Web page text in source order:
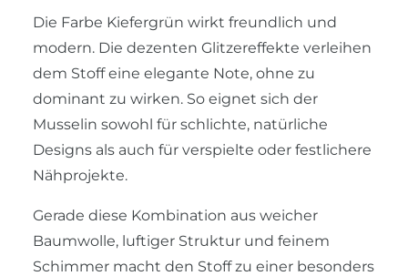
Die Farbe Kiefergrün wirkt freundlich und
modern. Die dezenten Glitzereffekte verleihen
dem Stoff eine elegante Note, ohne zu
dominant zu wirken. So eignet sich der
Musselin sowohl für schlichte, natürliche
Designs als auch für verspielte oder festlichere
Nähprojekte.
Gerade diese Kombination aus weicher
Baumwolle, luftiger Struktur und feinem
Schimmer macht den Stoff zu einer besonders